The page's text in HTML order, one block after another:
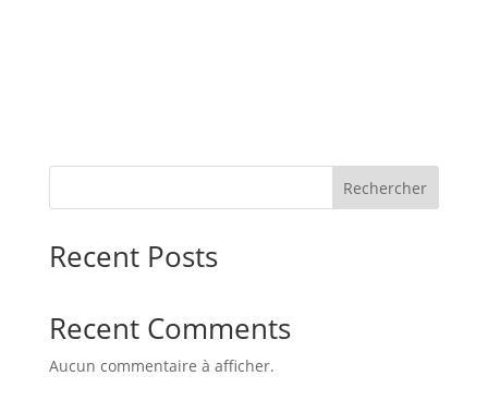
Rechercher
Recent Posts
Recent Comments
Aucun commentaire à afficher.